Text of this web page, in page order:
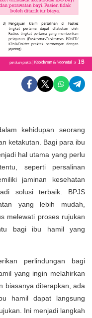
kehidupan seorang
ketakutan. Bagi para ibu
hal utama yang perlu
seperti persalinan
jaminan kesehatan
solusi terbaik. BPJS
yang lebih mudah,
melewati proses rujukan
bagi ibu hamil yang
perlindungan bagi
yang ingin melahirkan
biasanya diterapkan, ada
hamil dapat langsung
Ini menjadi langkah